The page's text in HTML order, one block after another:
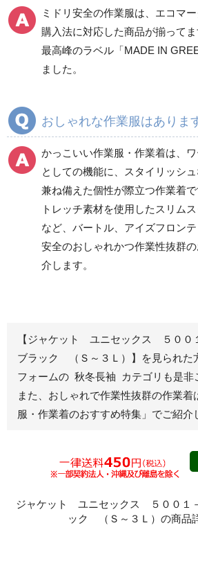
ワークパンツ
春夏ワークパンツ作業
ズボン
秋冬ワークパンツ作業
ズボン
ツ
クリーンウェアワーク
パンツ
カ
春
ズ
ズ
レディース作業着
ブルゾン
ジャンパー
秋冬長袖
春夏半袖
スモック
秋冬長袖
クリーンウェ
ア
シャ
ミドリ安全の作業服は、エコマ
購入法に対応した商品が揃って
最高峰のラベル「MADE IN
ました。
おしゃれな作業服はありま
かっこいい作業服・作業着は、ワ
としての機能に、スタイリッシ
兼ね備えた個性が際立つ作業着
トレッチ素材を使用したスリム
など、バートル、アイズフロン
安全のおしゃれかつ作業性抜群
介します。
【ジャケット ユニセックス ５００
ブラック （Ｓ～３Ｌ）】を見られた
フォームの 秋冬長袖 カテゴリも是非
また、おしゃれで作業性抜群の作業着
服・作業着のおすすめ特集」 でご紹介
ジャケット ユニセックス ５００１
ック （Ｓ～３Ｌ）の商品